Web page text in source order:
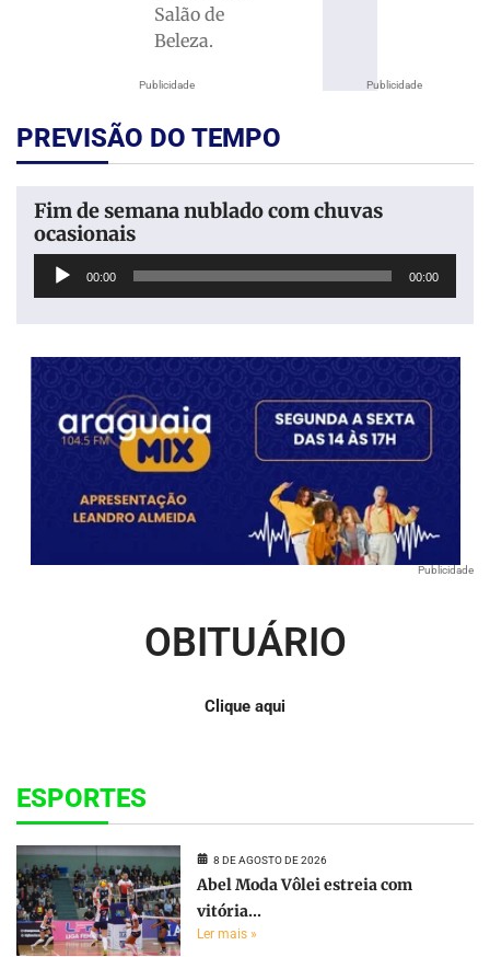
Publicidade
Salão de
Beleza.
Publicidade
PREVISÃO DO TEMPO
Fim de semana nublado com chuvas
ocasionais
Tocador
00:00 00:00
Publicidade
OBITUÁRIO
Clique aqui
ESPORTES
8 DE AGOSTO DE 2026
Abel Moda Vôlei estreia com
vitória...
Ler mais »